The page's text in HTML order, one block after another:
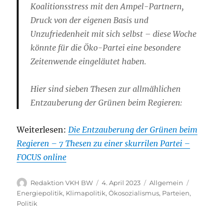
Koalitionsstress mit den Ampel-Partnern,
Druck von der eigenen Basis und
Unzufriedenheit mit sich selbst – diese Woche
könnte für die Öko-Partei eine besondere
Zeitenwende eingeläutet haben.
Hier sind sieben Thesen zur allmählichen
Entzauberung der Grünen beim Regieren:
Weiterlesen:Die Entzauberung der Grünen beim
Regieren – 7 Thesen zu einer skurrilen Partei –
FOCUS online
Autor
Redaktion VKH BW
Veröffentlicht
am
4. April 2023 Kategorien
Allgemein
Energiepolitik, Klimapolitik,Ökosozialismus, Parteien,
Politik